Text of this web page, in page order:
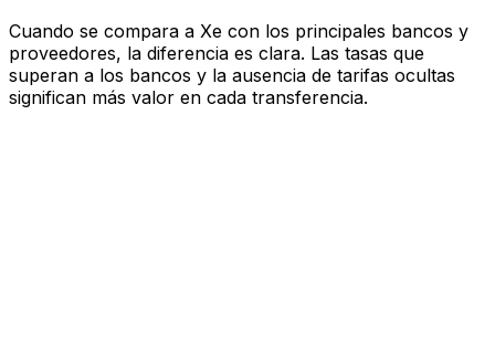
Cuando se compara a Xe con los principales bancos y
proveedores, la diferencia es clara. Las tasas que
superan a los bancos y la ausencia de tarifas ocultas
significan más valor en cada transferencia.